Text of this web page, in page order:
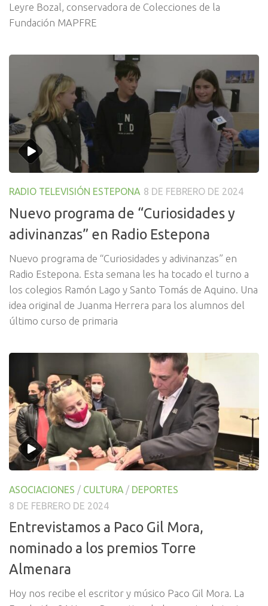
Leyre Bozal, conservadora de Colecciones de la
Fundación MAPFRE
RADIO TELEVISIÓN ESTEPONA 8 DE FEBRERO DE 2024
Nuevo programa de “Curiosidades y
adivinanzas” en Radio Estepona
Nuevo programa de “Curiosidades y adivinanzas” en
Radio Estepona. Esta semana les ha tocado el turno a
los colegios Ramón Lago y Santo Tomás de Aquino. Una
idea original de Juanma Herrera para los alumnos del
último curso de primaria
ASOCIACIONES / CULTURA / DEPORTES
8 DE FEBRERO DE 2024
Entrevistamos a Paco Gil Mora,
nominado a los premios Torre
Almenara
Hoy nos recibe el escritor y músico Paco Gil Mora. La